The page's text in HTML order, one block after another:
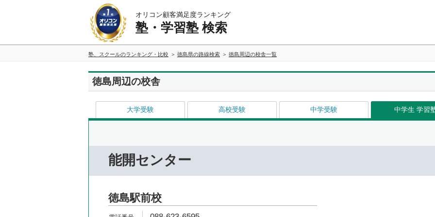
オリコン顧客満足度ランキング
塾・学習塾 検索
塾、スクールのランキング・比較 徳島県の路線検索 徳島周辺の校舎一覧
徳島周辺の校舎
大学受験 高校受験 中学受験 中学生 学習
能開センター
徳島駅前校